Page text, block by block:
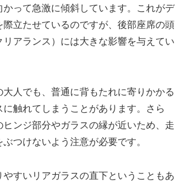
かって急激に傾斜しています。これがデ
際立たせているのですが、後部座席の頭
リアランス）には大きな影響を与えてい
人でも、普通に背もたれに寄りかかる
に触れてしまうことがあります。さら
ヒンジ部分やガラスの縁が近いため、走
つけないよう注意が必要です。
やすいリアガラスの直下ということもあ